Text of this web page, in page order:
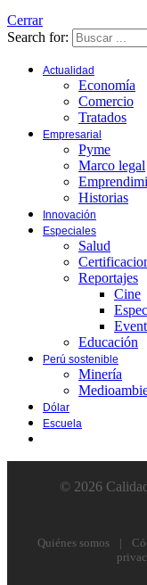
Cerrar
Search for:
Actualidad
Economía
Comercio
Tratados
Empresarial
Pyme
Marco legal
Historias
Innovación
Especiales
Salud
Reportajes
Cine
Educación
Perú sostenible
Minería
Dólar
Escuela
© 2026
Quiénes somos |